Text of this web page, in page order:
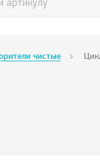
чистые